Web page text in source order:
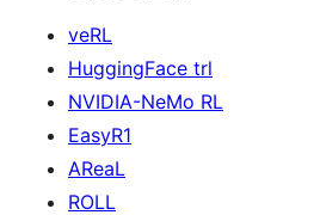
veRL
HuggingFace trl
NVIDIA-NeMo RL
EasyR1
AReaL
ROLL